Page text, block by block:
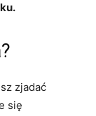
zjadać
się